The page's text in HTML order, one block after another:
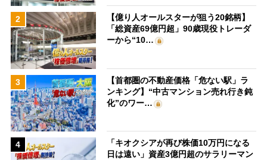
2
【億り人オールスターが狙う20銘柄】
「総資産69億円超」90歳現役トレーダ
ーから“10…
3
【首都圏の不動産価格「危ない駅」ラ
ンキング】“中古マンション売れ行き鈍
化”のワー…
4
「キオクシアが再び株価10万円になる
日は遠い」資産3億円超のサラリーマン